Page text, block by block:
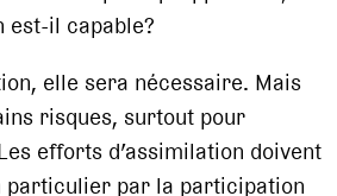
est-il capable?
elle sera nécessaire. Mais
risques, surtout pour
efforts d’assimilation doivent
particulier par la participation